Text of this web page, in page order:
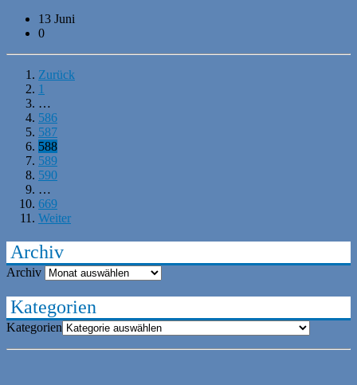
13 Juni
0
Zurück
1
…
586
587
588
589
590
…
669
Weiter
Archiv
Archiv
Kategorien
Kategorien